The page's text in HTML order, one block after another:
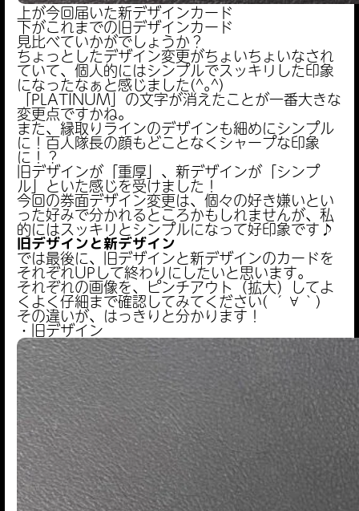
上が今回届いた新デザインカード
下がこれまでの旧デザインカード
見比べていかがでしょうか？
ちょっとしたデザイン変更がちょいちょいなされ
ていて、個人的にはシンプルでスッキリした印象
になったなぁと感じました(^｡^)
「PLATINUM」の文字が消えたことが一番大きな
変更点ですかね。
また、縁取りラインのデザインも細めにシンプル
に！百人隊長の顔もどことなくシャープな印象
に！？
旧デザインが「重厚」、新デザインが「シンプ
ル」といた感じを受けました！
今回の券面デザイン変更は、個々の好き嫌いとい
った好みで分かれるところかもしれませんが、私
的にはスッキリとシンプルになって好印象です♪
旧デザインと新デザイン
では最後に、旧デザインと新デザインのカードを
それぞれUPして終わりにしたいと思います。
それぞれの画像を、ピンチアウト（拡大）してよ
くよく仔細まで確認してみてください( ´∀｀)
その違いが、はっきりと分かります！
・旧デザイン